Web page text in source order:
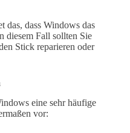
das, dass Windows das
diesem Fall sollten Sie
Stick reparieren oder
eine sehr häufige
vor: